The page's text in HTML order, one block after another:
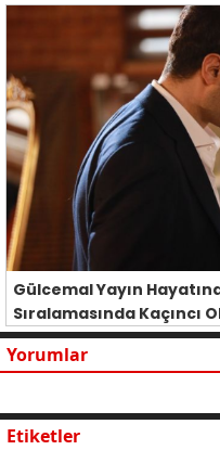
Gülcemal Yayın
Sıralamasında Kaçıncı
Yorumlar
Etiketler